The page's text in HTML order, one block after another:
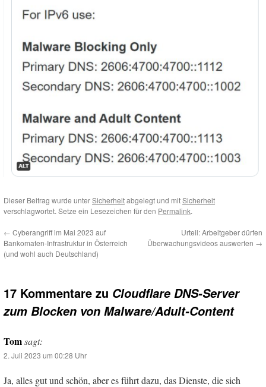
Dieser Beitrag wurde unterSicherheitabgelegt und mitSicherheit
verschlagwortet. Setze ein Lesezeichen für den Permalink.
← Cyberangriff im Mai 2023 auf
Bankomaten-Infrastruktur in Österreich
(und wohl auch Deutschland)
Urteil: Arbeitgeber dürfen
Überwachungsvideos auswerten →
17 Kommentare zu Cloudflare DNS-Server
zum Blocken von Malware/Adult-Content
Tomsagt:
2. Juli 2023 um 00:28 Uhr
Ja, alles gut und schön, aber es führt dazu, das Dienste, die sich